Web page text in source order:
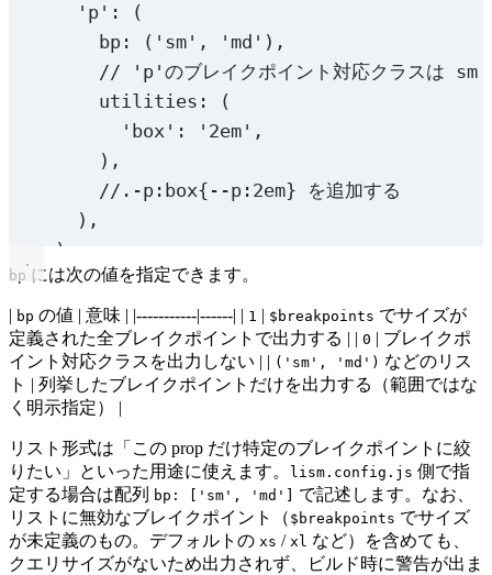
'p' : (
bp: ( 'sm' , 'md' ),
// 'p'のブレイクポイント対応クラスは sm
utilities: (
'box' : '2em' ,
),
//.-p:box{--p:2em} を追加する
),
)
);
@use '../path-to/node_modules/lism-css/
bp には次の値を指定できます。
| bp の値 | 意味 | |-----------|------| | 1 | $breakpoints でサイズが
定義された全ブレイクポイントで出力する | | 0 | ブレイクポ
イント対応クラスを出力しない | | ('sm', 'md') などのリス
ト | 列挙したブレイクポイントだけを出力する（範囲ではな
く明示指定） |
リスト形式は「この prop だけ特定のブレイクポイントに絞
りたい」といった用途に使えます。
lism.config.js 側で指
定する場合は配列
bp: ['sm', 'md']
で記述します。なお、
リストに無効なブレイクポイント（ $breakpoints でサイズ
が未定義のもの。デフォルトの xs / xl など）を含めても、
クエリサイズがないため出力されず、ビルド時に警告が出ま